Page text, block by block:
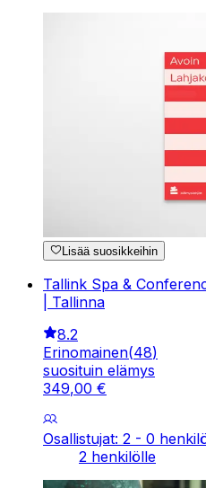
Lisää suosikkeihin
Tallink Spa &
| Tallinna
8.2
Erinomainen(48)
suosituin elämys
349,00 €
Osallistujat: 2 - 0
2 henkilölle